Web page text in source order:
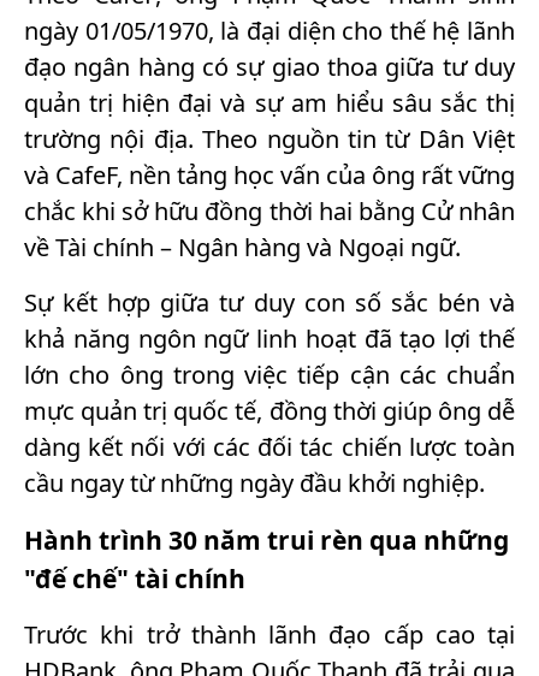
ngày 01/05/1970, là đại diện cho thế hệ lãnh
đạo ngân hàng có sự giao thoa giữa tư duy
quản trị hiện đại và sự am hiểu sâu sắc thị
trường nội địa. Theo nguồn tin từ Dân Việt
và CafeF, nền tảng học vấn của ông rất vững
chắc khi sở hữu đồng thời hai bằng Cử nhân
về Tài chính – Ngân hàng và Ngoại ngữ.
Sự kết hợp giữa tư duy con số sắc bén và
khả năng ngôn ngữ linh hoạt đã tạo lợi thế
lớn cho ông trong việc tiếp cận các chuẩn
mực quản trị quốc tế, đồng thời giúp ông dễ
dàng kết nối với các đối tác chiến lược toàn
cầu ngay từ những ngày đầu khởi nghiệp.
Hành trình 30 năm trui rèn qua những
"đế chế" tài chính
Trước khi trở thành lãnh đạo cấp cao tại